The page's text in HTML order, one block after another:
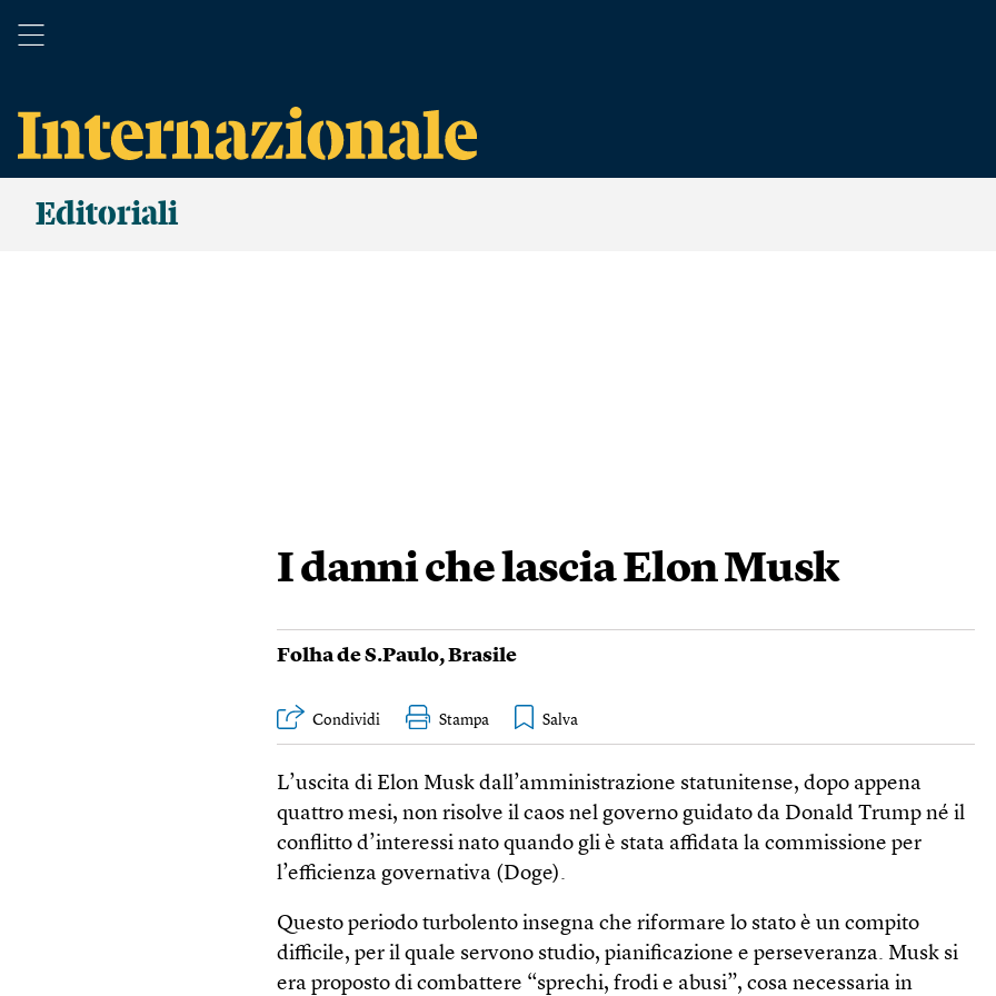
Editoriali
I danni che lascia Elon Musk
Folha de S.Paulo,Brasile
Condividi Stampa
L’uscita di Elon Musk dall’amministrazione statunitense, dopo appena
quattro mesi, non risolve il caos nel governo guidato da Donald Trump né il
conflitto d’interessi nato quando gli è stata affidata la commissione per
l’efficienza governativa (Doge).
Questo periodo turbolento insegna che riformare lo stato è un compito
difficile, per il quale servono studio, pianificazione e perseveranza. Musk si
era proposto di combattere “sprechi, frodi e abusi”, cosa necessaria in